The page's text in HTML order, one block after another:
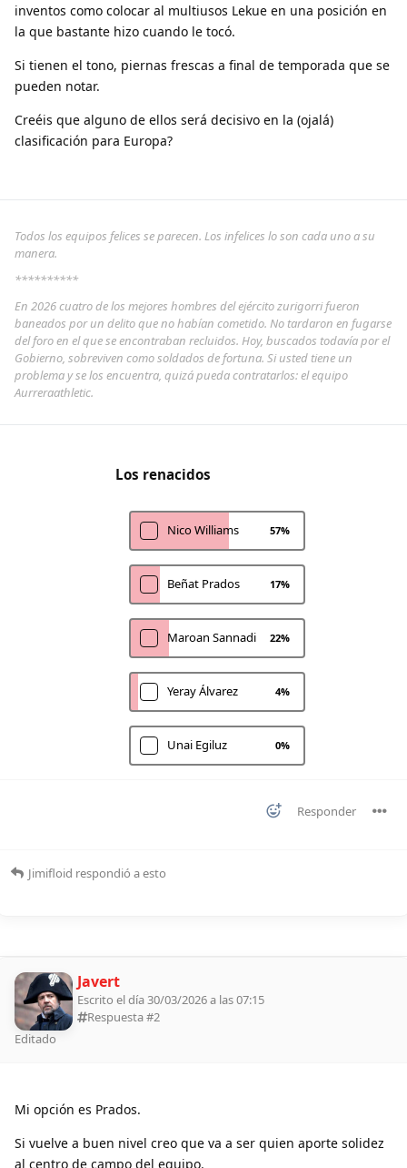
inventos como colocar al multiusos Lekue en una posición en
la que bastante hizo cuando le tocó.
Si tienen el tono, piernas frescas a final de temporada que se
pueden notar.
Creéis que alguno de ellos será decisivo en la (ojalá)
clasificación para Europa?
Todos los equipos felices se parecen. Los infelices lo son cada uno a su
manera.
**********
En 2026 cuatro de los mejores hombres del ejército zurigorri fueron
baneados por un delito que no habían cometido. No tardaron en fugarse
del foro en el que se encontraban recluidos. Hoy, buscados todavía por el
Gobierno, sobreviven como soldados de fortuna. Si usted tiene un
problema y se los encuentra, quizá pueda contratarlos: el equipo
Aurreraathletic.
Los renacidos
Nico Williams 57%
Beñat Prados 17%
Maroan Sannadi 22%
Yeray Álvarez 4%
Unai Egiluz 0%
Responder
Jimifloid respondió a esto
Javert
Escrito el día 30/03/2026 a las 07:15
Respuesta #2
Editado
Mi opción es Prados.
Si vuelve a buen nivel creo que va a ser quien aporte solidez
al centro de campo del equipo.